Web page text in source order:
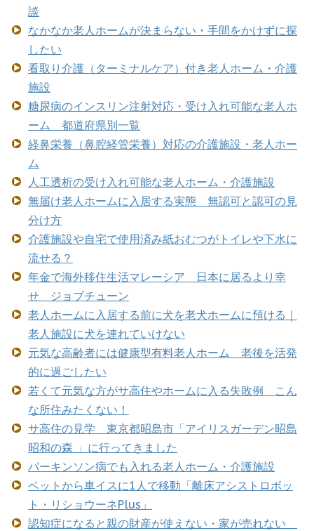
談
なかなか老人ホームが決まらない・手間をかけずに探
したい
看取り介護（ターミナルケア）付き老人ホーム・介護
施設
糖尿病のインスリン注射対応・受け入れ可能な老人ホ
ーム 都道府県別一覧
経鼻栄養（鼻腔経管栄養）対応の介護施設・老人ホー
ム
人工透析の受け入れ可能な老人ホーム・介護施設
無届け老人ホームに入居する実態 無認可と認可の見
分け方
介護施設や自宅で使用済み紙おむつがトイレや下水に
流せる？
年金で海外移住生活マレーシア 日本に居るより幸
せ ジョブチューン
老人ホームに入居する前に犬を老犬ホームに預ける｜
老人施設に犬を連れていけない
元気な高齢者には健康型有料老人ホーム 老後を活発
的に過ごしたい
若くて元気な方がサ高住やホームに入る失敗例 こん
な所住みたくない！
サ高住の見学 東京都昭島市「アイリスガーデン昭島
昭和の森 」に行ってきました
パーキンソン病でも入れる老人ホーム・介護施設
ベットから車イスに1人で移動「離床アシストロボッ
ト・リショウーネPlus」
認知症になると親の財産が使えない・家が売れない